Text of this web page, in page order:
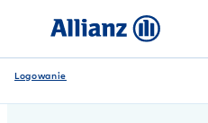
Logowanie